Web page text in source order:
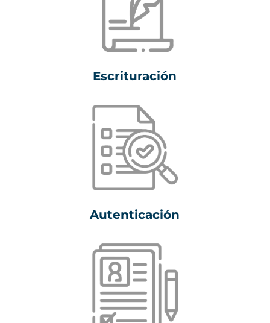
Escrituración
Autenticación